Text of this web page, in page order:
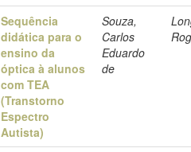
Sequência
didática para o
ensino da
óptica à alunos
com TEA
(Transtorno
Espectro
Autista)
Souza,
Carlos
Eduardo
de